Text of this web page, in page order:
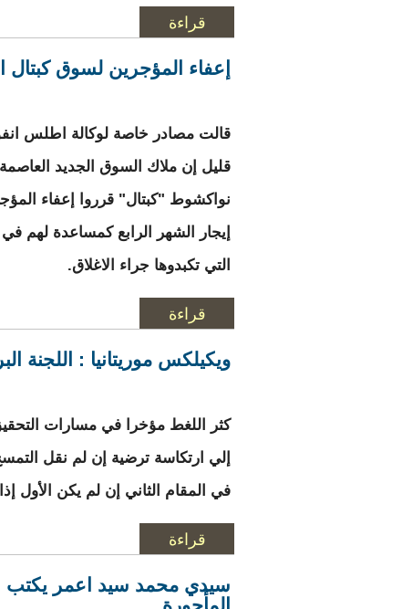
قراءة
إعفاء المؤجرين لسوق
قالت مصادر خاصة لوكالة اطلس
قليل إن ملاك السوق الجديد العاصمة
نواكشوط "كبتال" قرروا إعفاء
إيجار الشهر الرابع كمساعدة لهم في
التي تكبدوها جراء الاغلاق.
قراءة
ويكيلكس موريتانيا : اللجنة
كثر اللغط مؤخرا في مسارات التحقيق
إلي ارتكاسة ترضية إن لم نقل
في المقام الثاني إن لم يكن الأول
قراءة
سيدي محمد سيد اعمر يكتب ..